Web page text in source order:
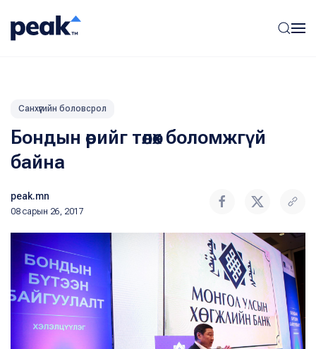
Санхүүгийн боловсрол
Бондын өрийг төлөх боломжгүй
байна
peak.mn
08 сарын 26, 2017